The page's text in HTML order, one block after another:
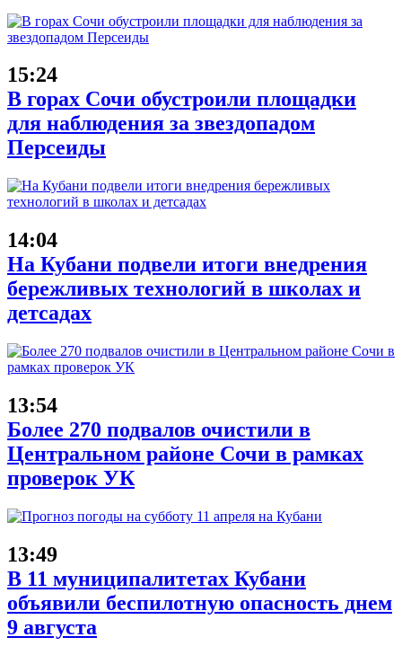
15:24
В горах Сочи обустроили площадки
для наблюдения за звездопадом
Персеиды
14:04
На Кубани подвели итоги внедрения
бережливых технологий в школах и
детсадах
13:54
Более 270 подвалов очистили в
Центральном районе Сочи в рамках
проверок УК
13:49
В 11 муниципалитетах Кубани
объявили беспилотную опасность днем
9 августа